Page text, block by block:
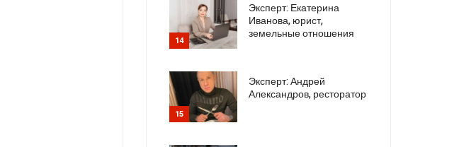
14
Эксперт: Екатерина
Иванова, юрист,
земельные отношения
15
Эксперт: Андрей
Александров, ресторатор